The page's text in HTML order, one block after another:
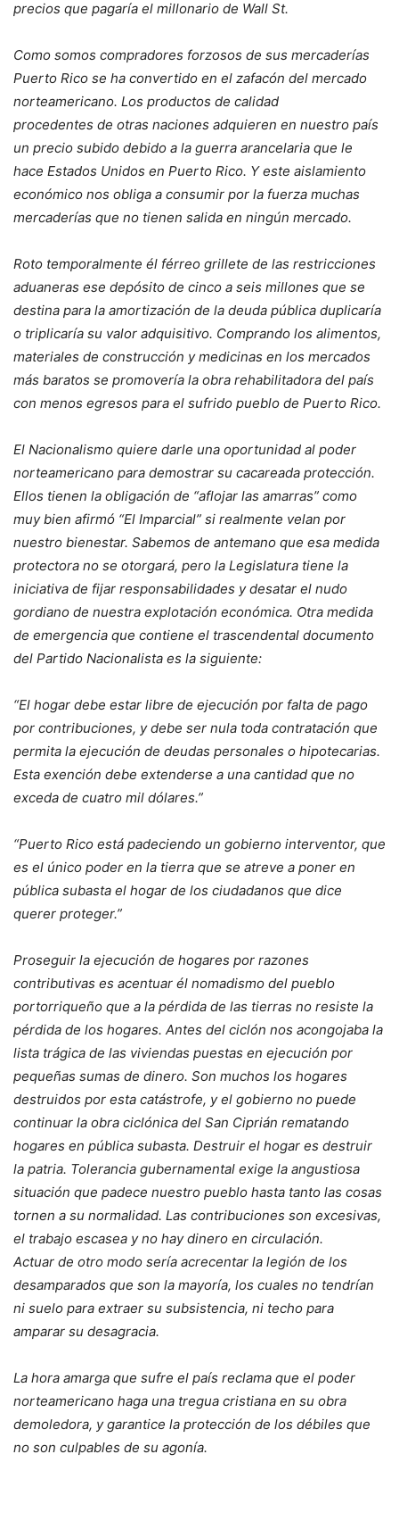
precios que pagaría el millonario de Wall St.
Como somos compradores forzosos de sus mercaderías
Puerto Rico se ha convertido en el zafacón del mercado
norteamericano. Los productos de calidad
procedentes de otras naciones adquieren en nuestro país
un precio subido debido a la guerra arancelaria que le
hace Estados Unidos en Puerto Rico. Y este aislamiento
económico nos obliga a consumir por la fuerza muchas
mercaderías que no tienen salida en ningún mercado.
Roto temporalmente él férreo grillete de las restricciones
aduaneras ese depósito de cinco a seis millones que se
destina para la amortización de la deuda pública duplicaría
o triplicaría su valor adquisitivo. Comprando los alimentos,
materiales de construcción y medicinas en los mercados
más baratos se promovería la obra rehabilitadora del país
con menos egresos para el sufrido pueblo de Puerto Rico.
El Nacionalismo quiere darle una oportunidad al poder
norteamericano para demostrar su cacareada protección.
Ellos tienen la obligación de “aflojar las amarras” como
muy bien afirmó “El Imparcial” si realmente velan por
nuestro bienestar. Sabemos de antemano que esa medida
protectora no se otorgará, pero la Legislatura tiene la
iniciativa de fijar responsabilidades y desatar el nudo
gordiano de nuestra explotación económica. Otra medida
de emergencia que contiene el trascendental documento
del Partido Nacionalista es la siguiente:
“El hogar debe estar libre de ejecución por falta de pago
por contribuciones, y debe ser nula toda contratación que
permita la ejecución de deudas personales o hipotecarias.
Esta exención debe extenderse a una cantidad que no
exceda de cuatro mil dólares.”
“Puerto Rico está padeciendo un gobierno interventor, que
es el único poder en la tierra que se atreve a poner en
pública subasta el hogar de los ciudadanos que dice
querer proteger.”
Proseguir la ejecución de hogares por razones
contributivas es acentuar él nomadismo del pueblo
portorriqueño que a la pérdida de las tierras no resiste la
pérdida de los hogares. Antes del ciclón nos acongojaba la
lista trágica de las viviendas puestas en ejecución por
pequeñas sumas de dinero. Son muchos los hogares
destruidos por esta catástrofe, y el gobierno no puede
continuar la obra ciclónica del San Ciprián rematando
hogares en pública subasta. Destruir el hogar es destruir
la patria. Tolerancia gubernamental exige la angustiosa
situación que padece nuestro pueblo hasta tanto las cosas
tornen a su normalidad. Las contribuciones son excesivas,
el trabajo escasea y no hay dinero en circulación.
Actuar de otro modo sería acrecentar la legión de los
desamparados que son la mayoría, los cuales no tendrían
ni suelo para extraer su subsistencia, ni techo para
amparar su desagracia.
La hora amarga que sufre el país reclama que el poder
norteamericano haga una tregua cristiana en su obra
demoledora, y garantice la protección de los débiles que
no son culpables de su agonía.